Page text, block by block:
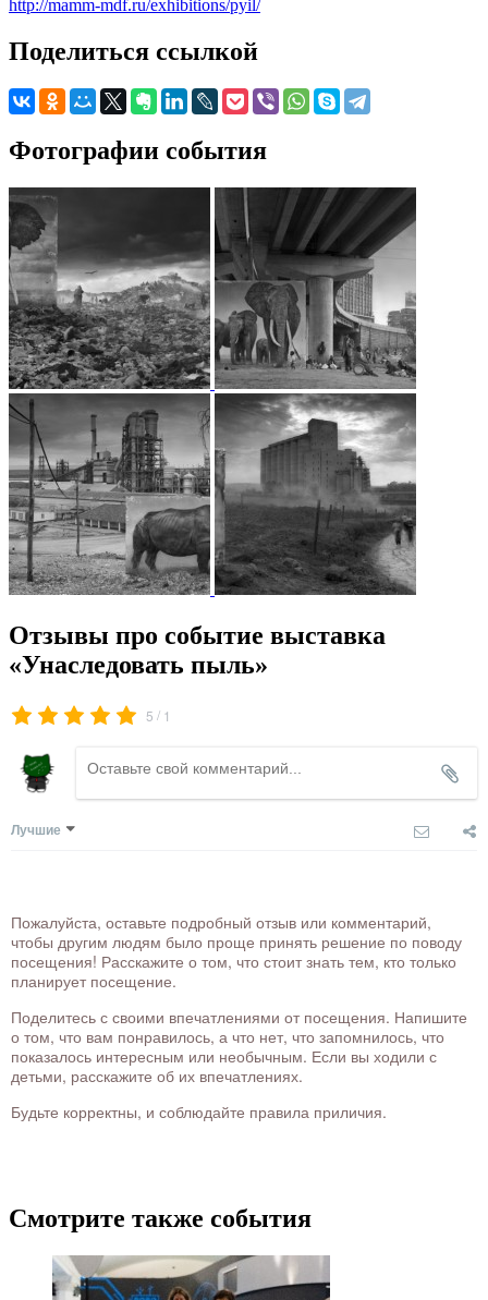
http://mamm-mdf.ru/exhibitions/pyil/
Поделиться ссылкой
Фотографии события
Отзывы про событие выставка
«Унаследовать пыль»
5 / 1
Лучшие
Пожалуйста, оставьте подробный отзыв или комментарий,
чтобы другим людям было проще принять решение по поводу
посещения! Расскажите о том, что стоит знать тем, кто только
планирует посещение.
Поделитесь с своими впечатлениями от посещения. Напишите
о том, что вам понравилось, а что нет, что запомнилось, что
показалось интересным или необычным. Если вы ходили с
детьми, расскажите об их впечатлениях.
Будьте корректны, и соблюдайте правила приличия.
Смотрите также события